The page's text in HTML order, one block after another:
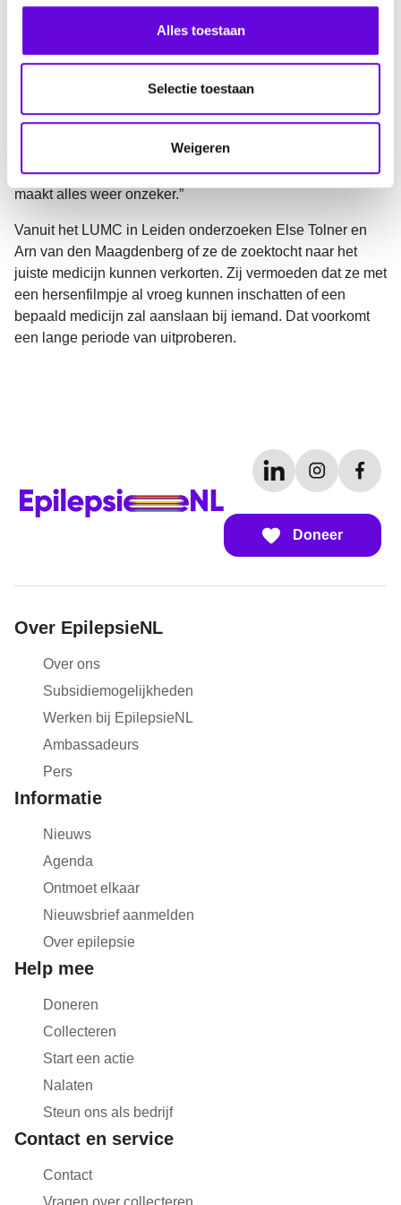
Alles toestaan
Selectie toestaan
Weigeren
Ook komen vervelende bijwerkingen voor. Frank herkent
last van bijwerkingen. Ik kon dingen niet goed onthouden,
verloor veel haar en ik werd kortaf naar m’n kinderen.
medicijnen. Ik dacht dat het goed zat, want de aanvallen
bleven ruim zeven maanden weg. Maar laatst kreeg ik
ineens weer een aanval. Dat is zo confronterend, het
maakt alles weer onzeker.”
Vanuit het LUMC in Leiden onderzoeken Else Tolner en
Arn van den Maagdenberg of ze de zoektocht naar het
juiste medicijn kunnen verkorten. Zij vermoeden dat ze met
een hersenfilmpje al vroeg kunnen inschatten of een
bepaald medicijn zal aanslaan bij iemand. Dat voorkomt
een lange periode van uitproberen.
Doneer
Over EpilepsieNL
Over ons
Subsidiemogelijkheden
Werken bij EpilepsieNL
Ambassadeurs
Pers
Informatie
Nieuws
Agenda
Ontmoet elkaar
Nieuwsbrief aanmelden
Over epilepsie
Help mee
Doneren
Collecteren
Start een actie
Nalaten
Steun ons als bedrijf
Contact en service
Contact
Vragen over collecteren